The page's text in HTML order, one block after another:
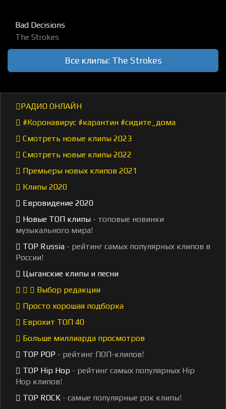
Bad Decisions
The Strokes
Все клипы: The Strokes
РАДИО ОНЛАЙН
#Коронавирус #карантин #сидите_дома
Смотреть новые клипы 2023
Смотреть новые клипы 2022
Премьеры новых клипов 2021
Клипы 2020
Евровидение 2020
Новые ТОП клипы - топовые новинки
музыкального мира!
TOP Russia - рейтинг самых популярных клипов в
России!
Цыганские клипы и песни
Выбор редакции
Просто хорошая подборка
Еврохит ТОП 40
Больше миллиарда просмотров
TOP POP - рейтинг ПОП-клипов!
TOP Hip Hop - рейтинг самых популярных Hip
Hop клипов!
TOP ROCK - самые популярные рок клипы!